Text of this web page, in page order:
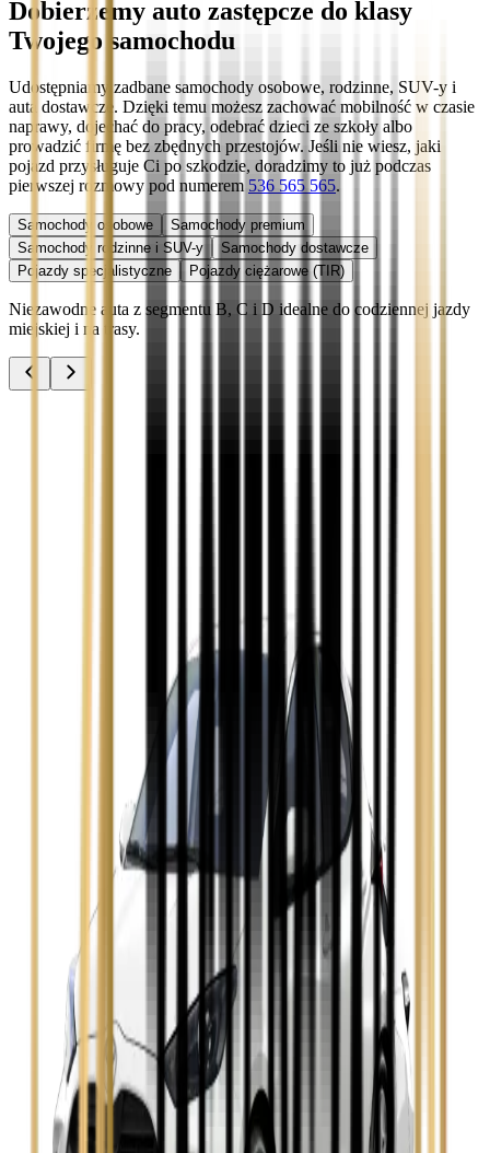
Dobierzemy auto zastępcze do klasy
Twojego samochodu
Udostępniamy zadbane samochody osobowe, rodzinne, SUV-y i
auta dostawcze. Dzięki temu możesz zachować mobilność w czasie
naprawy, dojechać do pracy, odebrać dzieci ze szkoły albo
prowadzić firmę bez zbędnych przestojów. Jeśli nie wiesz, jaki
pojazd przysługuje Ci po szkodzie, doradzimy to już podczas
pierwszej rozmowy pod numerem 536 565 565.
Samochody osobowe
Samochody premium
Samochody rodzinne i SUV-y
Samochody dostawcze
Pojazdy specjalistyczne
Pojazdy ciężarowe (TIR)
Niezawodne auta z segmentu B, C i D idealne do codziennej jazdy
miejskiej i na trasy.
Opel Insignia
Seat Leon
Skoda Fabia
Zobacz